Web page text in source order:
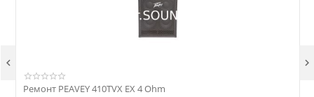
Ремонт PEAVEY 410TVX EX 4 Ohm
 